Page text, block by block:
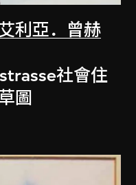
利亞．曾赫
社會住
圖